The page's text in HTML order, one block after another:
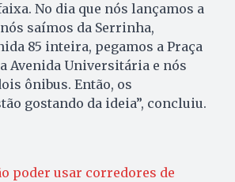
No dia que nós lançamos a
saímos da Serrinha,
85 inteira, pegamos a Praça
Avenida Universitária e nós
ônibus. Então, os
gostando da ideia”, concluiu.
poder usar corredores de